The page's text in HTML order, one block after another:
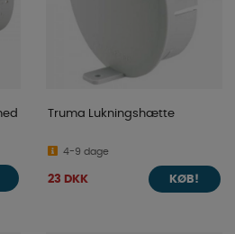
Truma Lukningshætte
4-9 dage
23 DKK KØB!